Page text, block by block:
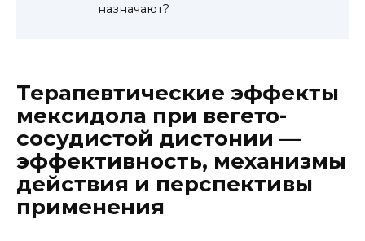
назначают?
Терапевтические эффекты
мексидола при вегето-
сосудистой дистонии —
эффективность, механизмы
действия и перспективы
применения